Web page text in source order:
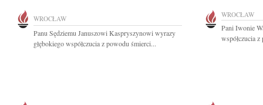
WROCŁAW
Panu Sędziemu Januszowi Kaspryszynowi wyrazy
głębokiego współczucia z powodu śmierci...
WROCŁAW
Pani Iwonie
współczucia